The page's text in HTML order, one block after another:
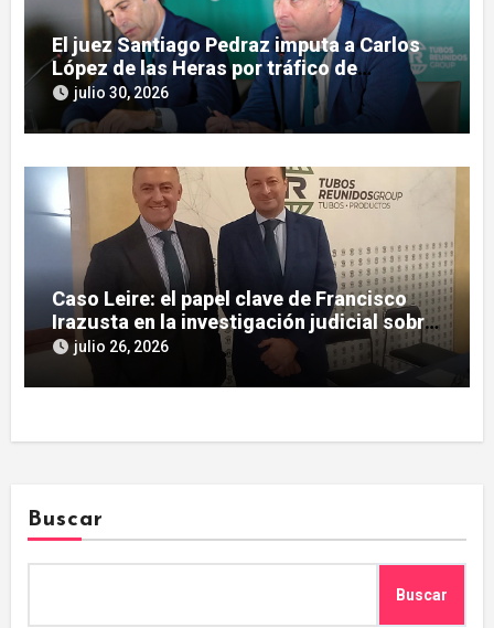
El juez Santiago Pedraz imputa a Carlos
López de las Heras por tráfico de
influencias en el caso Leire
julio 30, 2026
Caso Leire: el papel clave de Francisco
Irazusta en la investigación judicial sobre
Tubos Reunidos
julio 26, 2026
Buscar
Buscar